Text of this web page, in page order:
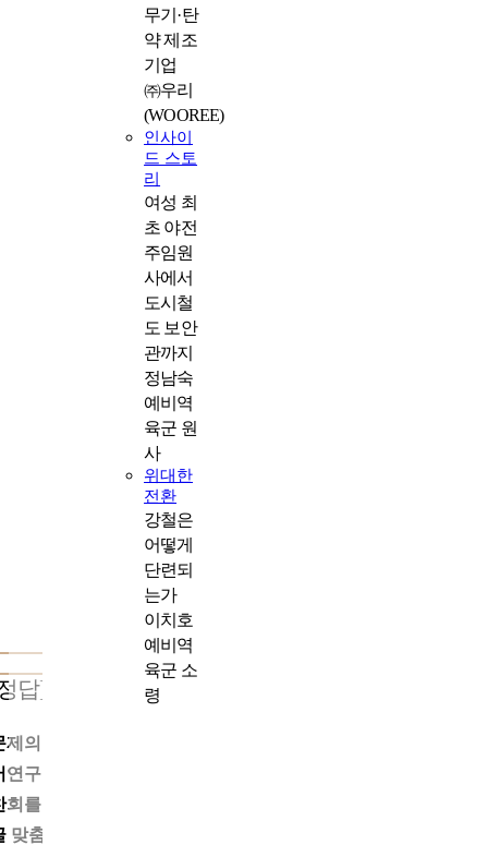
무기·탄
약 제조
기업
㈜우리
(WOOREE)
인사이
드 스토
리
여성 최
초 야전
주임원
사에서
도시철
도 보안
관까지
정남숙
예비역
육군 원
사
위대한
전환
강철은
어떻게
단련되
는가
이치호
예비역
육군 소
령
답] ④번
제의 (가) 단체는 조선어학회입니다. 조선어학회는 1921년 ‘조
연구회’로 창립해 1931년 개칭했으며, 1929년에는 조선어사전
회를 발족해 『큰사전』 편찬에 착수했습니다. 이어 1933년 「
맞춤법 통일안」을 제정하고 잡지 『한글』을 발간했습니다.